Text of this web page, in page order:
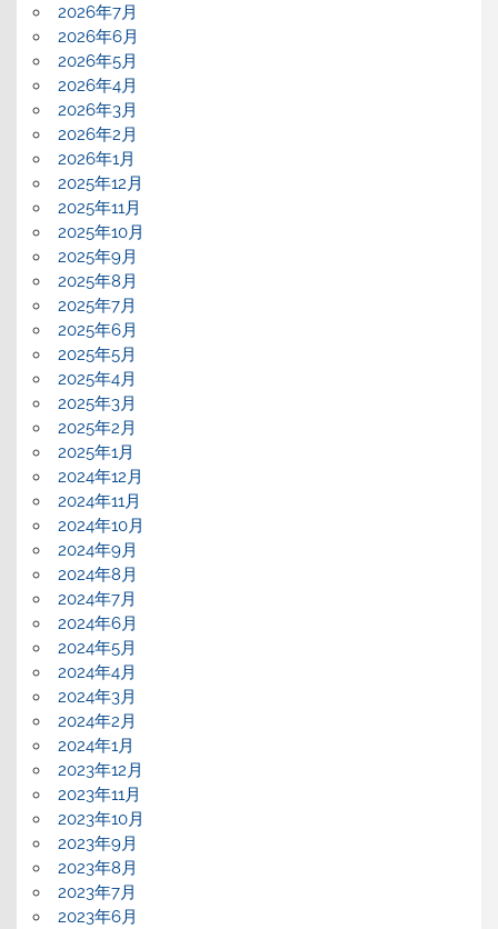
2026年7月
2026年6月
2026年5月
2026年4月
2026年3月
2026年2月
2026年1月
2025年12月
2025年11月
2025年10月
2025年9月
2025年8月
2025年7月
2025年6月
2025年5月
2025年4月
2025年3月
2025年2月
2025年1月
2024年12月
2024年11月
2024年10月
2024年9月
2024年8月
2024年7月
2024年6月
2024年5月
2024年4月
2024年3月
2024年2月
2024年1月
2023年12月
2023年11月
2023年10月
2023年9月
2023年8月
2023年7月
2023年6月